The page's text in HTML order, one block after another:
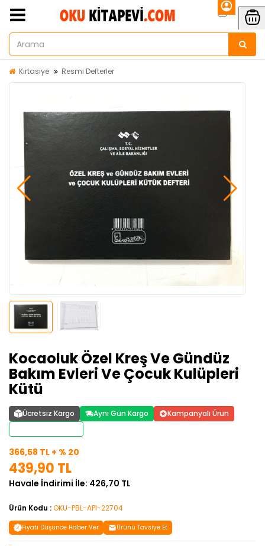
Kırtasiye Resmi Defterler
Kocaoluk Özel Kreş Ve Gündüz
Bakım Evleri Ve Çocuk Kulüpleri
Kütü
Ücretsiz Kargo Aynı Gün Kargo
Kampanyalı Ürün
366,58 TL + % 20
439,90 TL
Havale İndirimi İle: 426,70 TL
Ürün Kodu :OKU-PBL-API-22704
Fiyatı Düşünce Haber Ver Ürünü Tavsiye Et